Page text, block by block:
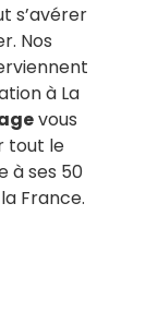
s’avérer
Nos
à La
vous
tout le
à ses 50
France.